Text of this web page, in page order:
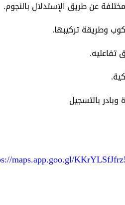
عن طريق الإستدلال بالنجوم.
وطريقة تركيبها.
وبادر بالتسجيل